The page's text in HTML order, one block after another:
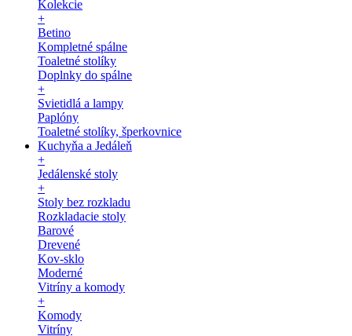
Kolekcie
+
Betino
Kompletné spálne
Toaletné stolíky
Doplnky do spálne
+
Svietidlá a lampy
Paplóny
Toaletné stolíky, šperkovnice
Kuchyňa a Jedáleň
+
Jedálenské stoly
+
Stoly bez rozkladu
Rozkladacie stoly
Barové
Drevené
Kov-sklo
Moderné
Vitríny a komody
+
Komody
Vitríny